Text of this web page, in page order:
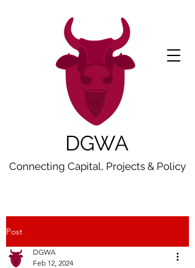
DGWA
Connecting Capital, Projects & Policy
Post
DGWA
Feb 12, 2024